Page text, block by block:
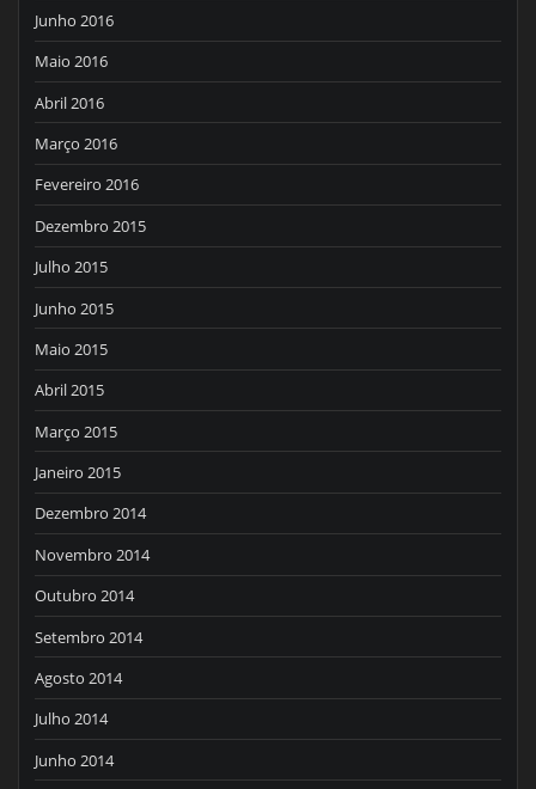
Junho 2016
Maio 2016
Abril 2016
Março 2016
Fevereiro 2016
Dezembro 2015
Julho 2015
Junho 2015
Maio 2015
Abril 2015
Março 2015
Janeiro 2015
Dezembro 2014
Novembro 2014
Outubro 2014
Setembro 2014
Agosto 2014
Julho 2014
Junho 2014